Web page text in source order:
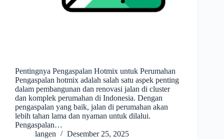
Pentingnya Pengaspalan Hotmix untuk Perumahan
Pengaspalan hotmix adalah salah satu aspek penting
dalam pembangunan dan renovasi jalan di cluster
dan komplek perumahan di Indonesia. Dengan
pengaspalan yang baik, jalan di perumahan akan
lebih tahan lama dan nyaman untuk dilalui.
Pengaspalan…
langen
Desember 25, 2025